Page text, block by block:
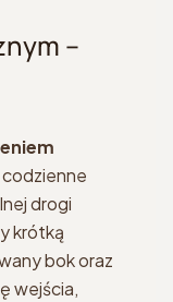
–
drogi
krótką
bok oraz
wejścia,